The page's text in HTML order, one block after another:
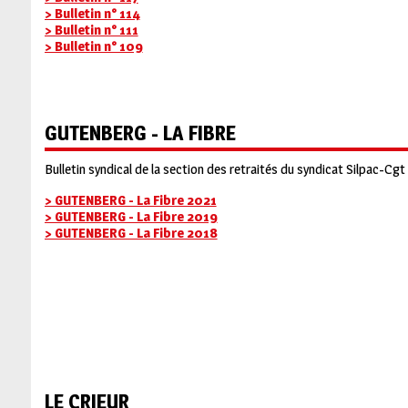
> Bulletin n° 114
> Bulletin n° 111
> Bulletin n° 109
GUTENBERG - LA FIBRE
Bulletin syndical de la section des retraités du syndicat Silpac-Cgt
> GUTENBERG - La Fibre 2021
> GUTENBERG - La Fibre 2019
> GUTENBERG - La Fibre 2018
LE CRIEUR